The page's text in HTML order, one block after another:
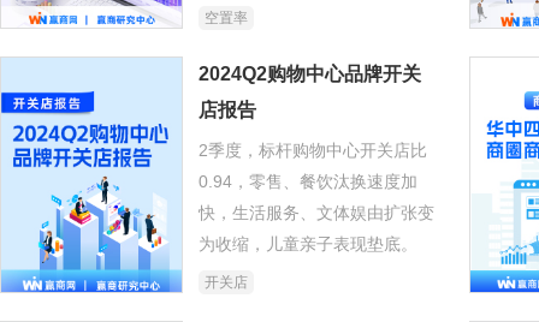
场空置率低于10%，七成项目出
空置率
2024Q2购物中心品牌开关
店报告
2季度，标杆购物中心开关店比
0.94，零售、餐饮汰换速度加
快，生活服务、文体娱由扩张变
为收缩，儿童亲子表现垫底。
开关店